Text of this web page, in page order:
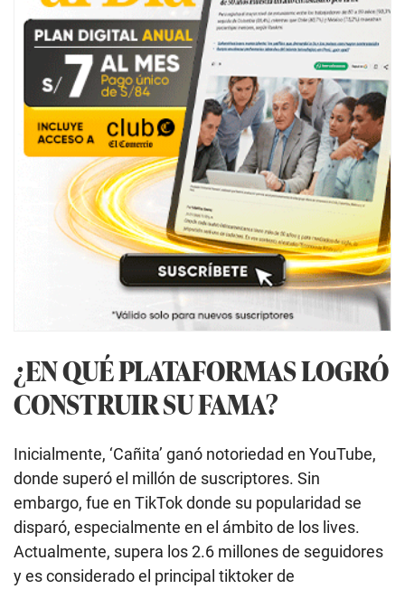
¿EN QUÉ PLATAFORMAS LOGRÓ
CONSTRUIR SU FAMA?
Inicialmente, ‘Cañita’ ganó notoriedad en YouTube,
donde superó el millón de suscriptores. Sin
embargo, fue en TikTok donde su popularidad se
disparó, especialmente en el ámbito de los lives.
Actualmente, supera los 2.6 millones de seguidores
y es considerado el principal tiktoker de